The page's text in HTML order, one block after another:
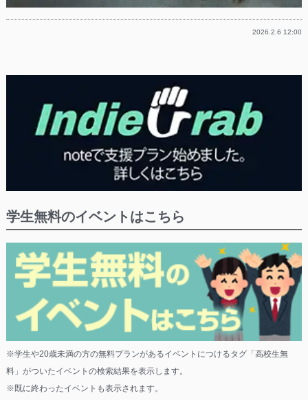
2026.2.6 12:00
学生無料のイベントはこちら
※学生や20歳未満の方の無料プランがあるイベントにつけるタグ「高校生無
料」がついたイベントの検索結果を表示します。
※既に終わったイベントも表示されます。